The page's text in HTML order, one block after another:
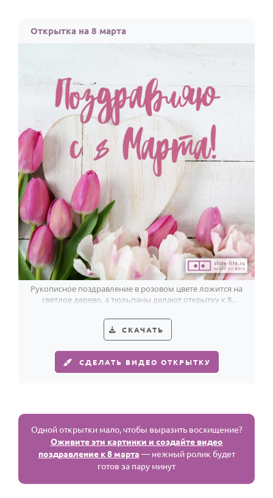
Открытка на 8 марта
Рукописное поздравление в розовом цвете ложится на
светлое дерево, а тюльпаны делают открытку к 8
СКАЧАТЬ
СДЕЛАТЬ ВИДЕО ОТКРЫТКУ
Одной открытки мало, чтобы выразить восхищение?
Оживите эти картинки и создайте видео
поздравление к 8 марта — нежный ролик будет
готов за пару минут